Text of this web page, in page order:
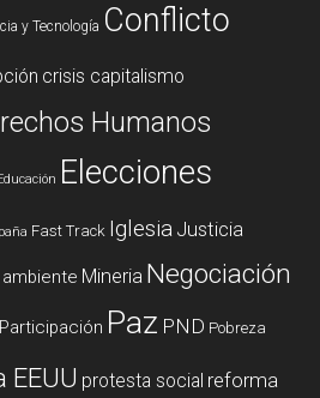
y Tecnología Conflicto
crisis capitalismo
Humanos
Elecciones
Fast Track Iglesia Justicia
Mineria Negociación
Participación Paz PND Pobreza
EEUU protesta social reforma